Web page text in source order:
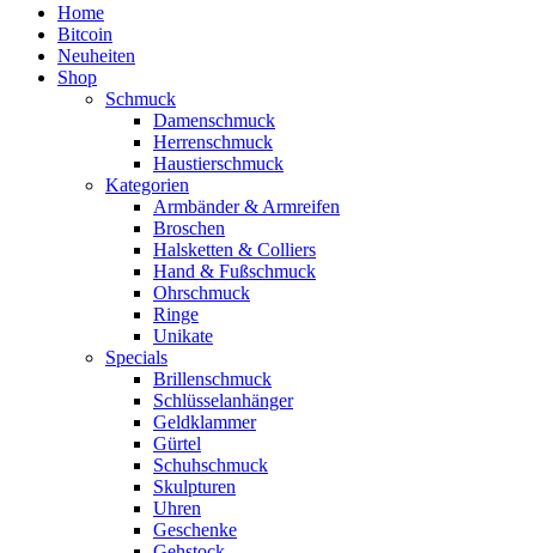
Home
Bitcoin
Neuheiten
Shop
Schmuck
Damenschmuck
Herrenschmuck
Haustierschmuck
Kategorien
Armbänder & Armreifen
Broschen
Halsketten & Colliers
Hand & Fußschmuck
Ohrschmuck
Ringe
Unikate
Specials
Brillenschmuck
Schlüsselanhänger
Geldklammer
Gürtel
Schuhschmuck
Skulpturen
Uhren
Geschenke